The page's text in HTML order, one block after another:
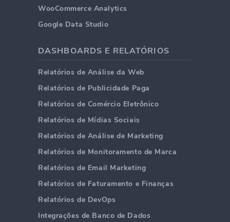
WooCommerce Analytics
Google Data Studio
DASHBOARDS E RELATÓRIOS
Relatórios de Análise da Web
Relatórios de Publicidade Paga
Relatórios de Comércio Eletrônico
Relatórios de Mídias Sociais
Relatórios de Análise de Marketing
Relatórios de Monitoramento de Marca
Relatórios de Email Marketing
Relatórios de Faturamento e Finanças
Relatórios de DevOps
Integrações de Banco de Dados